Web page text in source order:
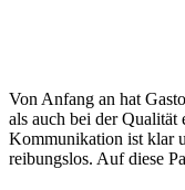
Von Anfang an hat
als auch bei der Qualität
Kommunikation ist klar
reibungslos. Auf diese